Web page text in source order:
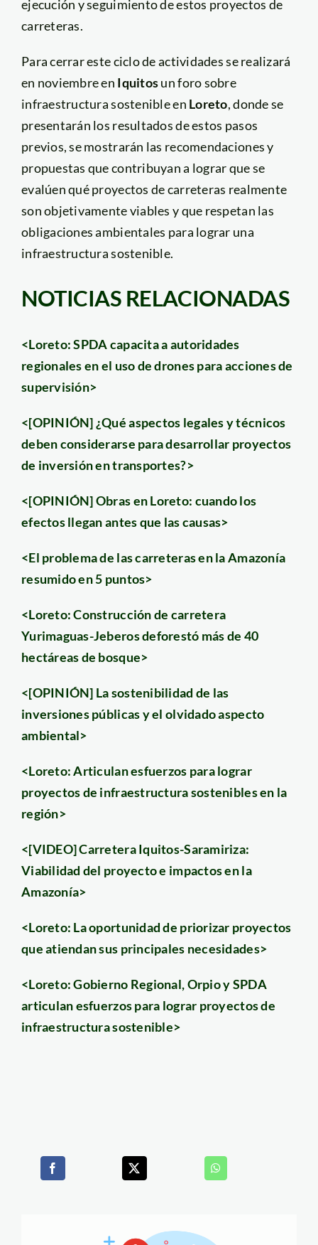
ejecución y seguimiento de estos proyectos de
carreteras.
Para cerrar este ciclo de actividades se realizará
en noviembre en Iquitosun foro sobre
infraestructura sostenible en Loreto, donde se
presentarán los resultados de estos pasos
previos, se mostrarán las recomendaciones y
propuestas que contribuyan a lograr que se
evalúen qué proyectos de carreteras realmente
son objetivamente viables y que respetan las
obligaciones ambientales para lograr una
infraestructura sostenible.
NOTICIAS RELACIONADAS
<Loreto: SPDA capacita a autoridades
regionales en el uso de drones para acciones de
supervisión>
<[OPINIÓN] ¿Qué aspectos legales y técnicos
deben considerarse para desarrollar proyectos
de inversión en transportes?>
<[OPINIÓN] Obras en Loreto: cuando los
efectos llegan antes que las causas>
<El problema de las carreteras en la Amazonía
resumido en 5 puntos>
<Loreto: Construcción de carretera
Yurimaguas-Jeberos deforestó más de 40
hectáreas de bosque>
<[OPINIÓN] La sostenibilidad de las
inversiones públicas y el olvidado aspecto
ambiental>
<Loreto: Articulan esfuerzos para lograr
proyectos de infraestructura sostenibles en la
región>
<[VIDEO] Carretera Iquitos-Saramiriza:
Viabilidad del proyecto e impactos en la
Amazonía>
<Loreto: La oportunidad de priorizar proyectos
que atiendan sus principales necesidades>
<Loreto: Gobierno Regional, Orpio y SPDA
articulan esfuerzos para lograr proyectos de
infraestructura sostenible>